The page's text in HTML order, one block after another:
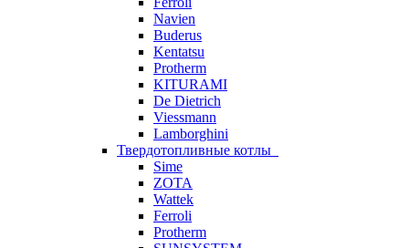
Navien
Buderus
Kentatsu
Protherm
KITURAMI
De Dietrich
Viessmann
Lamborghini
Твердотопливные котлы
Sime
ZOTA
Wattek
Ferroli
Protherm